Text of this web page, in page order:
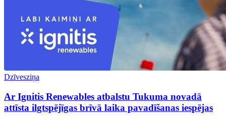
Dzīvesziņa
Ar Ignitis Renewables atbalstu Tukuma novadā
attīsta ilgtspējīgas brīvā laika pavadīšanas iespējas